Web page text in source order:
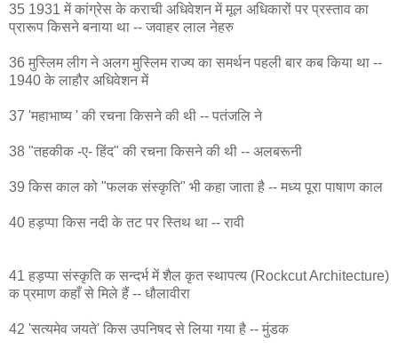
35 1931 में कांग्रेस के कराची अधिवेशन में मूल अधिकारों पर प्रस्ताव का
प्रारूप किसने बनाया था -- जवाहर लाल नेहरु
36 मुस्लिम लीग ने अलग मुस्लिम राज्य का समर्थन पहली बार कब किया था --
1940 के लाहौर अधिवेशन में
37 'महाभाष्य ' की रचना किसने की थी -- पतंजलि ने
38 "तहकीक -ए- हिंद" की रचना किसने की थी -- अलबरूनी
39 किस काल को "फलक संस्कृति" भी कहा जाता है -- मध्य पूरा पाषाण काल
40 हड़प्पा किस नदी के तट पर स्तिथ था -- रावी
41 हड़प्पा संस्कृति क सन्दर्भ में शैल कृत स्थापत्य (Rockcut Architecture)
क प्रमाण कहाँ से मिले हैं -- धौलावीरा
42 'सत्यमेव जयते' किस उपनिषद से लिया गया है -- मुंडक